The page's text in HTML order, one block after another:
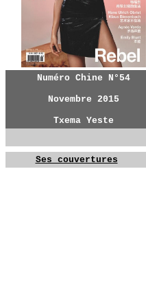
Numéro Chine N°54
Novembre 2015
Txema Yeste
Ses couvertures